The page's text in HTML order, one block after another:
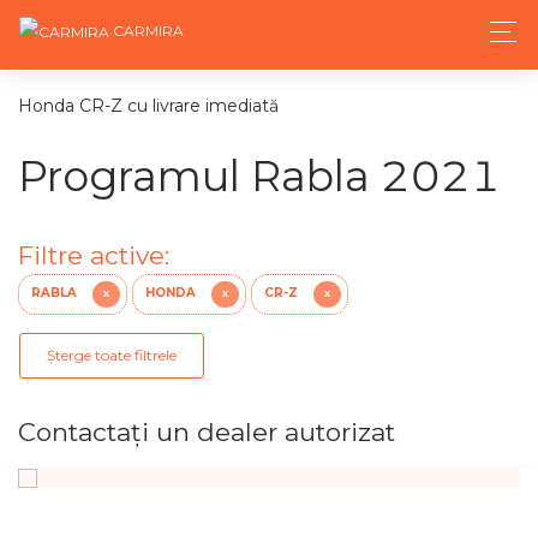
CARMIRA
Honda CR-Z cu livrare imediată
Programul Rabla 2021
Filtre active:
RABLA X HONDA X CR-Z X
Șterge toate filtrele
Contactaţi un dealer autorizat